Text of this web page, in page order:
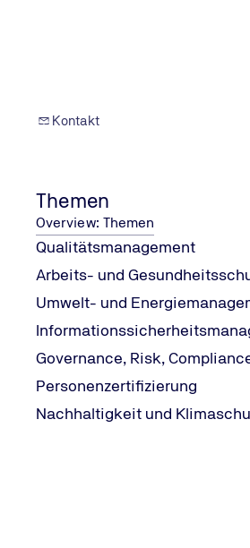
Kontakt
Themen
Overview: Themen
Qualitätsmanagement
Arbeits- und
Umwelt- und
Governance, Risk,
Personenzertifizierung
Nachhaltigkeit und
E-Mail-Adresse*
Telefonnummer
Ich versichere, die